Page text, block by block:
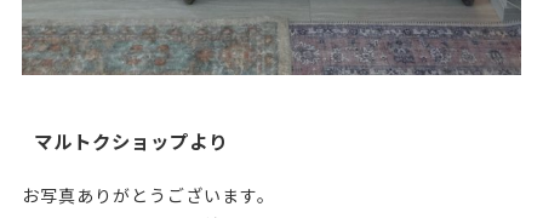
マルトクショップより
お写真ありがとうございます。